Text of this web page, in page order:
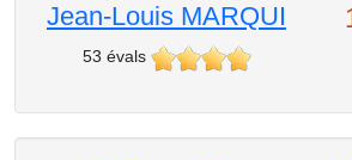
Jean-Louis MARQUI
53 évals